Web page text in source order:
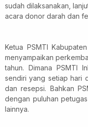
sudah dilaksanakan,
acara donor darah dan
Ketua PSMTI
menyampaikan
tahun. Dimana PSMTI
sendiri yang setiap hari
dan resepsi. Bahkan
dengan puluhan
lainnya.